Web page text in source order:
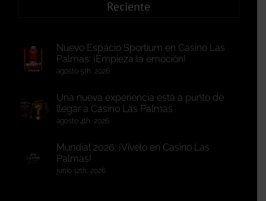
Reciente
Nuevo Espacio Sportium en Casino Las
Palmas: ¡Empieza la emoción!
agosto 5th, 2026
Una nueva experiencia está a punto de
llegar a Casino Las Palmas
agosto 4th, 2026
Mundial 2026: ¡Vívelo en Casino Las
Palmas!
junio 12th, 2026